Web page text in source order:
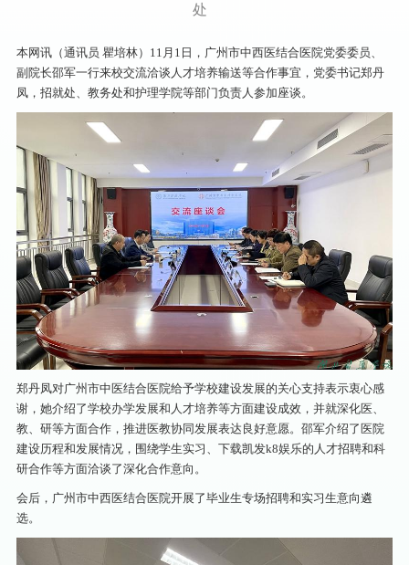
处
本网讯（通讯员 瞿培林）11月1日，广州市中西医结合医院党委委员、
副院长邵军一行来校交流洽谈人才培养输送等合作事宜，党委书记郑丹
凤，招就处、教务处和护理学院等部门负责人参加座谈。
郑丹凤对广州市中医结合医院给予学校建设发展的关心支持表示衷心感
谢，她介绍了学校办学发展和人才培养等方面建设成效，并就深化医、
教、研等方面合作，推进医教协同发展表达良好意愿。邵军介绍了医院
建设历程和发展情况，围绕学生实习、下载凯发k8娱乐的人才招聘和科
研合作等方面洽谈了深化合作意向。
会后，广州市中西医结合医院开展了毕业生专场招聘和实习生意向遴
选。